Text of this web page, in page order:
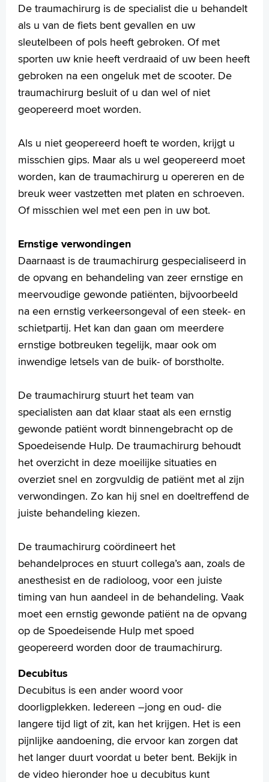
Verwijzers
Wetenschappelijk onderzoek
Tekstgrootte A+
Voorleesfunctie
Language
Zoeken
Français
Türkçe
De traumachirurg is de specialist die u behandelt
als u van de fiets bent gevallen en uw
sleutelbeen of pols heeft gebroken. Of met
sporten uw knie heeft verdraaid of uw been heeft
gebroken na een ongeluk met de scooter. De
traumachirurg besluit of u dan wel of niet
geopereerd moet worden.
Als u niet geopereerd hoeft te worden, krijgt u
misschien gips. Maar als u wel geopereerd moet
worden, kan de traumachirurg u opereren en de
breuk weer vastzetten met platen en schroeven.
Of misschien wel met een pen in uw bot.
Ernstige verwondingen
Daarnaast is de traumachirurg gespecialiseerd in
de opvang en behandeling van zeer ernstige en
meervoudige gewonde patiënten, bijvoorbeeld
na een ernstig verkeersongeval of een steek- en
schietpartij. Het kan dan gaan om meerdere
ernstige botbreuken tegelijk, maar ook om
inwendige letsels van de buik- of borstholte.
De traumachirurg stuurt het team van
specialisten aan dat klaar staat als een ernstig
gewonde patiënt wordt binnengebracht op de
Spoedeisende Hulp. De traumachirurg behoudt
het overzicht in deze moeilijke situaties en
overziet snel en zorgvuldig de patiënt met al zijn
verwondingen. Zo kan hij snel en doeltreffend de
juiste behandeling kiezen.
De traumachirurg coördineert het
behandelproces en stuurt collega’s aan, zoals de
anesthesist en de radioloog, voor een juiste
timing van hun aandeel in de behandeling. Vaak
moet een ernstig gewonde patiënt na de opvang
op de Spoedeisende Hulp met spoed
geopereerd worden door de traumachirurg.
Decubitus
Decubitus is een ander woord voor
doorligplekken. Iedereen –jong en oud- die
langere tijd ligt of zit, kan het krijgen. Het is een
pijnlijke aandoening, die ervoor kan zorgen dat
het langer duurt voordat u beter bent. Bekijk in
de video hieronder hoe u decubitus kunt